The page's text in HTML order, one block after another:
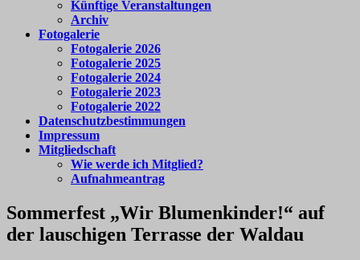
Künftige Veranstaltungen
Archiv
Fotogalerie
Fotogalerie 2026
Fotogalerie 2025
Fotogalerie 2024
Fotogalerie 2023
Fotogalerie 2022
Datenschutzbestimmungen
Impressum
Mitgliedschaft
Wie werde ich Mitglied?
Aufnahmeantrag
Sommerfest „Wir Blumenkinder!“ auf
der lauschigen Terrasse der Waldau